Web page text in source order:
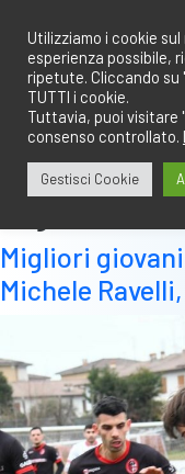
contenuto
Migliori
Michele
Utilizziamo i cookie
esperienza possibile,
ripetute. Cliccando
TUTTI i cookie.
Tuttavia, puoi visitare
consenso controllato.
Gestisci Cookie